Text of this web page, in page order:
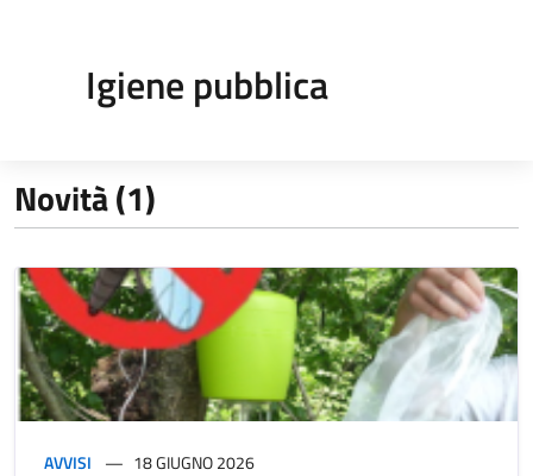
Igiene pubblica
Novità (1)
AVVISI 18 GIUGNO 2026